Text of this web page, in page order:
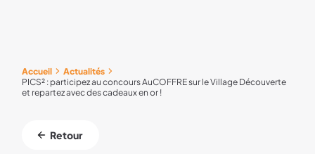
Accueil
Actualités
PICS² : participez au concours AuCOFFRE sur le Village Découverte
et repartez avec des cadeaux en or !
Retour